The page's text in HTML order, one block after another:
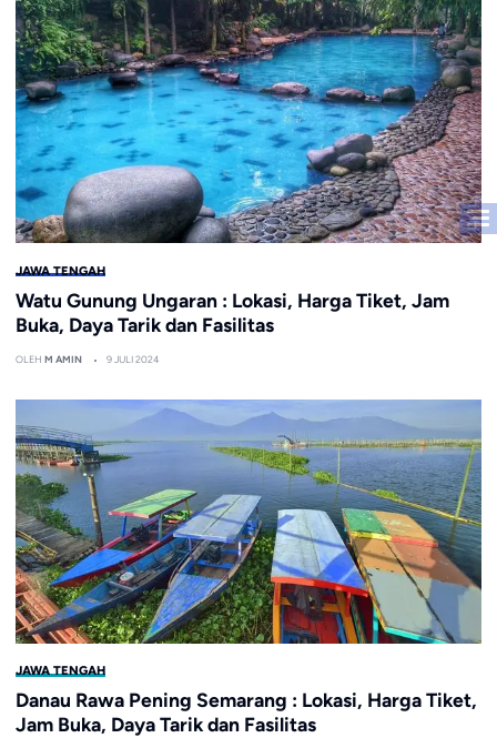
JAWA TENGAH
Watu Gunung Ungaran : Lokasi, Harga Tiket, Jam
Buka, Daya Tarik dan Fasilitas
OLEH M AMIN 9 JULI 2024
JAWA TENGAH
Danau Rawa Pening Semarang : Lokasi, Harga Tiket,
Jam Buka, Daya Tarik dan Fasilitas